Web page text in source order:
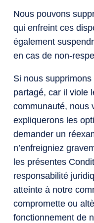
Nous pouvons
qui enfreint ces
également
en cas de non-
Si nous
partagé, car il viole
communauté, nous
expliquerons les
demander un
n’enfreigniez
les présentes
responsabilité
atteinte à notre
compromette ou
fonctionnement de